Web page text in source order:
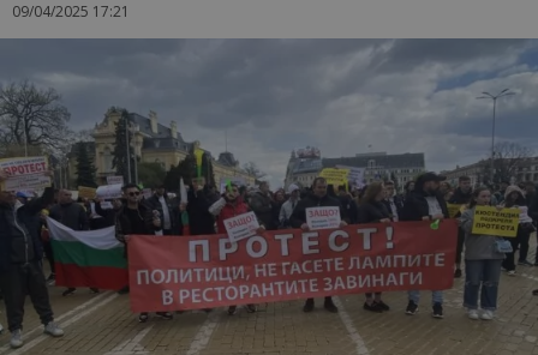
09/04/2025 17:21